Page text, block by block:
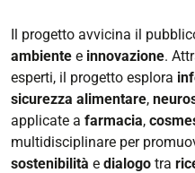
Il progetto avvicina il
ambiente e innovazione.
esperti, il progetto esplora
sicurezza alimentare,
applicate a farmacia,
multidisciplinare per
sostenibilità e dialogo tra